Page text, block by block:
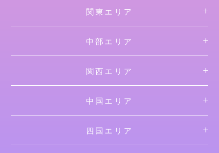
関東エリア
中部エリア
関西エリア
中国エリア
四国エリア